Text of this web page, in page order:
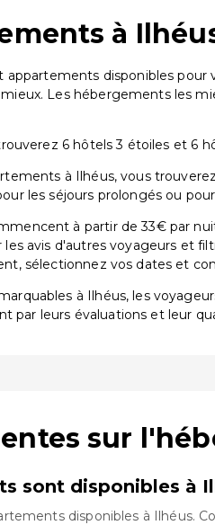
à
disponibles
Les hébergements les
6 hôtels 3 étoiles et 6
à Ilhéus, vous
les séjours prolongés ou
à partir de 33€ par
avis d'autres voyageurs et
sélectionnez vos dates et
à Ilhéus, les
par leurs évaluations et leur
sur
sont disponibles à
disponibles à Ilhéus.